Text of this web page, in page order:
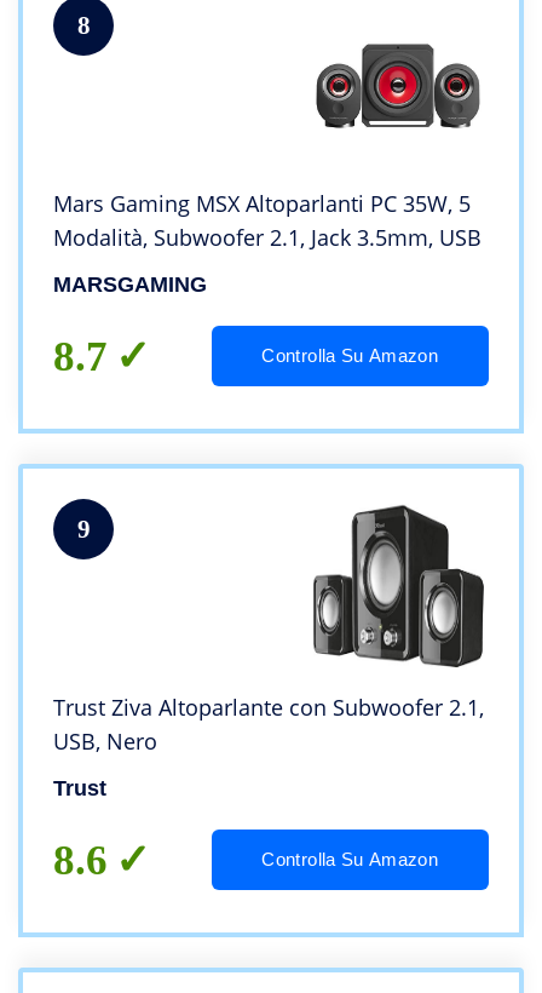
8
Mars Gaming MSX Altoparlanti PC 35W, 5
Modalità, Subwoofer 2.1, Jack 3.5mm, USB
MARSGAMING
8.7 Controlla Su Amazon
9
Trust Ziva Altoparlante con Subwoofer 2.1,
USB, Nero
Trust
8.6 Controlla Su Amazon